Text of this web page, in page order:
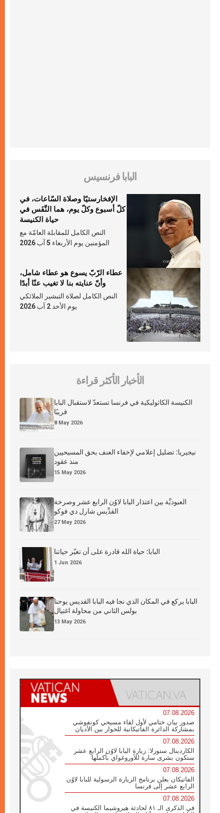
البابا فرنسيس
الإفخارستيّا وصلاة السّاعات، في
كلّ أسبوع وكلّ يوم، هما النَّفَس في
حياة الكنيسة
النص الكامل للمقابلة العامّة مع
المؤمنين يوم الأربعاء 5 آب 2026
عطاء الرّبّ يسوع هو عطاء شامل،
وأنّ عنايته بنا لا تغيب عنّا أبدًا
النص الكامل لصلاة التبشير الملائكي
يوم الأحد 2 آب 2026
الأخبار الأكثر قراءة
الكنيسة الكاثوليكية في فرنسا تستعدّ لاستقبال البابا
قريبًا
8 May 2026
نيجيريا: تضليل إعلامي لإخفاء العنف بحق المسيحيين
منذ عقود
15 May 2026
العبوديَّة بين اعتذار البابا لاوُن الرابع عشر وصرخة
القدِّيس شارل دي فوكو
27 May 2026
البابا: حياة الله قادرة على أن تغيّر حياتنا
1 Jun 2026
البابا يركع في المكان الذي نجا فيه البابا القديس يوحنا
بولس الثاني من محاولة اغتيال
13 May 2026
07.08.2026
صدور بيان ختامي لأول لقاء مسيحي كونفوشي
بمشاركة الدائرة الفاتيكانية للحوار بين الأديان
07.08.2026
الكاردينال ستورلا: زيارة البابا لاوُن الرابع عشر
ستكون بشرى سارة للأوروغواي بأكملها
07.08.2026
الفاتيكان يعلن برنامج الزيارة الرسولية للبابا لاوُن
الرابع عشر إلى فرنسا
07.08.2026
في الذكرى الـ ٨١ لحادثة هيروشيما الكنيسة في